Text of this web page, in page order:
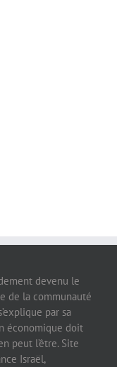
devenu le
de la communauté
par sa
économique doit
peut l’être. Site
Israël,